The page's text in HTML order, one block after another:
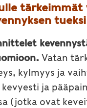
tärkeimmät
Vatan
kylmyys ja
ja
(jotka ovat